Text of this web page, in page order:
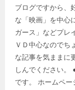
ブログですから、
な「映画」を中心
ガース」などプレ
ＶＤ中心なのでち
な記事を気ままに
しんでください。
です。 ホームペー